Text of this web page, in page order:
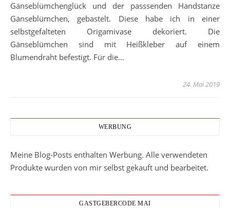
Gänseblümchenglück und der passsenden Handstanze
Gänseblümchen, gebastelt. Diese habe ich in einer
selbstgefalteten Origamivase dekoriert. Die
Gänseblümchen sind mit Heißkleber auf einem
Blumendraht befestigt. Für die…
24. Mai 2019
WERBUNG
Meine Blog-Posts enthalten Werbung. Alle verwendeten
Produkte wurden von mir selbst gekauft und bearbeitet.
GASTGEBERCODE MAI